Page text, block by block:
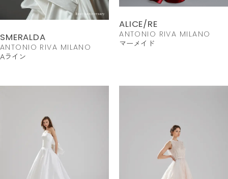
SMERALDA
ANTONIO RIVA MILANO
Aライン
ALICE/RE
ANTONIO RIVA MILANO
マーメイド